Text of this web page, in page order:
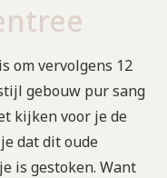
om vervolgens 12
gebouw pur sang
kijken voor je de
dat dit oude
is gestoken. Want